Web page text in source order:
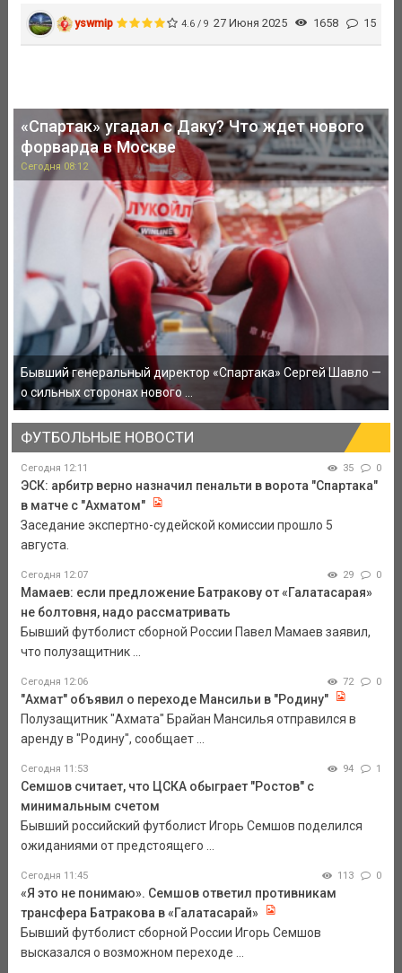
yswmip 4.6 / 9 27 Июня 2025 1658 15
«Спартак» угадал с Даку? Что ждет нового
форварда в Москве
Сегодня 08:12
Бывший генеральный директор «Спартака» Сергей Шавло —
о сильных сторонах нового ...
ФУТБОЛЬНЫЕ НОВОСТИ
Сегодня 12:11 35 0
ЭСК: арбитр верно назначил пенальти в ворота "Спартака"
в матче с "Ахматом"
Заседание экспертно-судейской комиссии прошло 5
августа.
Сегодня 12:07 29 0
Мамаев: если предложение Батракову от «Галатасарая»
не болтовня, надо рассматривать
Бывший футболист сборной России Павел Мамаев заявил,
что полузащитник ...
Сегодня 12:06 72 0
"Ахмат" объявил о переходе Мансильи в "Родину"
Полузащитник "Ахмата" Брайан Мансилья отправился в
аренду в "Родину", сообщает ...
Сегодня 11:53 94 1
Семшов считает, что ЦСКА обыграет "Ростов" с
минимальным счетом
Бывший российский футболист Игорь Семшов поделился
ожиданиями от предстоящего ...
Сегодня 11:45 113 0
«Я это не понимаю». Семшов ответил противникам
трансфера Батракова в «Галатасарай»
Бывший футболист сборной России Игорь Семшов
высказался о возможном переходе ...